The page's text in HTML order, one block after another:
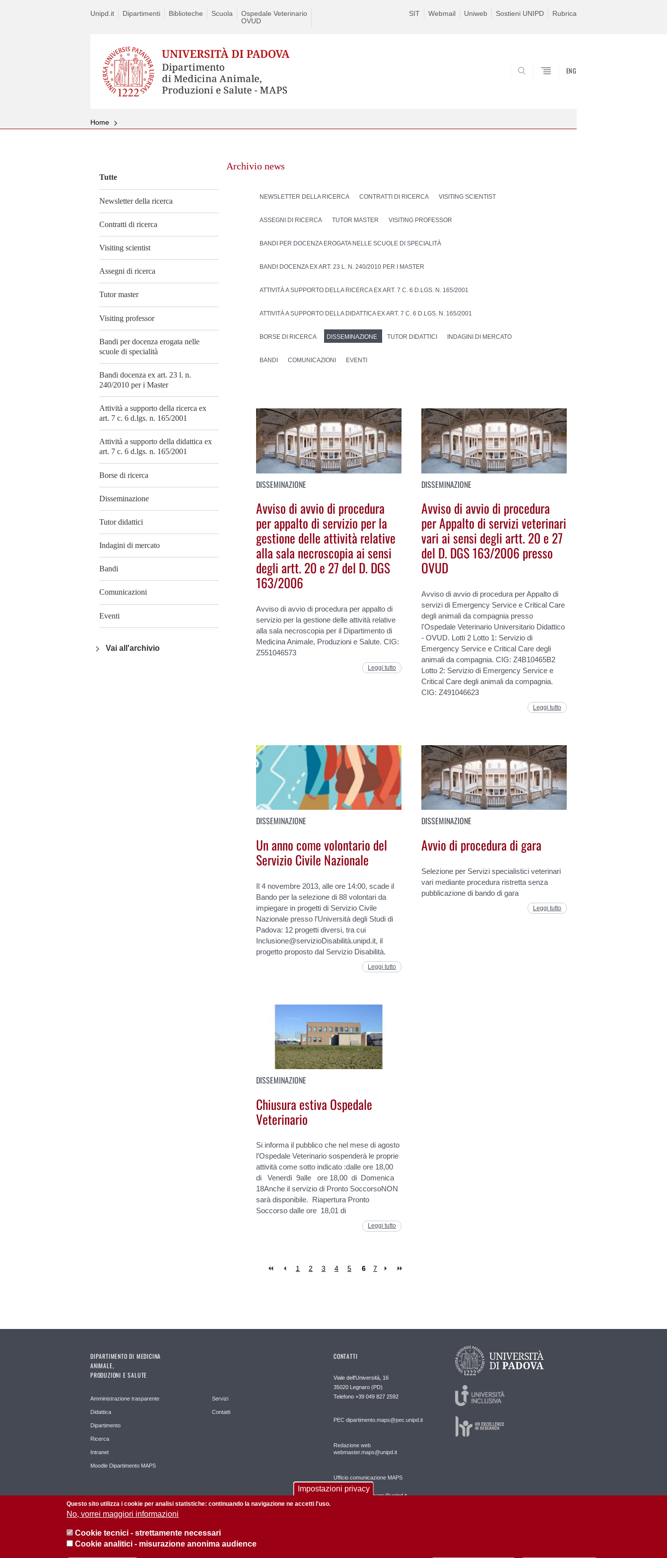
Unipd.it Dipartimenti Biblioteche Scuola
Ospedale Veterinario
OVUD
SIT Webmail Uniweb Sostieni UNIPD Rubrica
ENG
Home
Tutte
Newsletter della ricerca
Contratti di ricerca
Visiting scientist
Assegni di ricerca
Tutor master
Visiting professor
Bandi per docenza erogata nelle
scuole di specialità
Bandi docenza ex art. 23 l. n.
240/2010 per i Master
Attività a supporto della ricerca ex
art. 7 c. 6 d.lgs. n. 165/2001
Attività a supporto della didattica ex
art. 7 c. 6 d.lgs. n. 165/2001
Borse di ricerca
Disseminazione
Tutor didattici
Indagini di mercato
Bandi
Comunicazioni
Eventi
Vai all'archivio
Archivio news
NEWSLETTER DELLA RICERCA CONTRATTI DI RICERCA VISITING SCIENTIST
ASSEGNI DI RICERCA TUTOR MASTER VISITING PROFESSOR
BANDI PER DOCENZA EROGATA NELLE SCUOLE DI SPECIALITÀ
BANDI DOCENZA EX ART. 23 L. N. 240/2010 PER I MASTER
ATTIVITÀ A SUPPORTO DELLA RICERCA EX ART. 7 C. 6 D.LGS. N. 165/2001
ATTIVITÀ A SUPPORTO DELLA DIDATTICA EX ART. 7 C. 6 D.LGS. N. 165/2001
BORSE DI RICERCA DISSEMINAZIONE TUTOR DIDATTICI INDAGINI DI MERCATO
BANDI COMUNICAZIONI EVENTI
DISSEMINAZIONE
Avviso di avvio di procedura
per appalto di servizio per la
gestione delle attività relative
alla sala necroscopia ai sensi
degli artt. 20 e 27 del D. DGS
163/2006
Avviso di avvio di procedura per appalto di
servizio per la gestione delle attività relative
alla sala necroscopia per il Dipartimento di
Medicina Animale, Produzioni e Salute. CIG:
Z551046573
Leggi tutto
DISSEMINAZIONE
Avviso di avvio di procedura
per Appalto di servizi veterinari
vari ai sensi degli artt. 20 e 27
del D. DGS 163/2006 presso
OVUD
Avviso di avvio di procedura per Appalto di
servizi di Emergency Service e Critical Care
degli animali da compagnia presso
l'Ospedale Veterinario Universitario Didattico
- OVUD. Lotti 2 Lotto 1: Servizio di
Emergency Service e Critical Care degli
animali da compagnia. CIG: Z4B10465B2
Lotto 2: Servizio di Emergency Service e
Critical Care degli animali da compagnia.
CIG: Z491046623
Leggi tutto
DISSEMINAZIONE
Un anno come volontario del
Servizio Civile Nazionale
Il 4 novembre 2013, alle ore 14:00, scade il
Bando per la selezione di 88 volontari da
impiegare in progetti di Servizio Civile
Nazionale presso l’Università degli Studi di
Padova: 12 progetti diversi, tra cui
Inclusione@servizioDisabilità.unipd.it, il
progetto proposto dal Servizio Disabilità.
Leggi tutto
DISSEMINAZIONE
Avvio di procedura di gara
Selezione per Servizi specialistici veterinari
vari mediante procedura ristretta senza
pubblicazione di bando di gara
Leggi tutto
DISSEMINAZIONE
Chiusura estiva Ospedale
Veterinario
Si informa il pubblico che nel mese di agosto
l’Ospedale Veterinario sospenderà le proprie
attività come sotto indicato :dalle ore 18,00
di Venerdì 9alle ore 18,00 di Domenica
18Anche il servizio di Pronto SoccorsoNON
sarà disponibile. Riapertura Pronto
Soccorso dalle ore 18,01 di
Leggi tutto
1 2 3 4 5 6 7
DIPARTIMENTO DI MEDICINA
ANIMALE,
PRODUZIONI E SALUTE
Amministrazione trasparente
Didattica
Dipartimento
Ricerca
Intranet
Moodle Dipartimento MAPS
Servizi
Contatti
CONTATTI
Viale dell'Università, 16
35020 Legnaro (PD)
Telefono +39 049 827 2592
PEC dipartimento.maps@pec.unipd.it
Redazione web
webmaster.maps@unipd.it
Ufficio comunicazione MAPS
comunicazione.maps@unipd.it
Impostazioni privacy
Questo sito utilizza i cookie per analisi statistiche: continuando la navigazione ne accetti l'uso.
No, vorrei maggiori informazioni
Cookie tecnici - strettamente necessari
Cookie analitici - misurazione anonima audience